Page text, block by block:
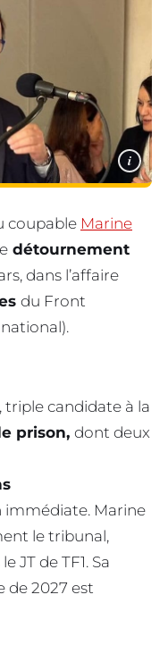
i
coupable Marine
détournement
dans l’affaire
du Front
triple candidate à la
prison, dont deux
immédiate. Marine
le tribunal,
JT de TF1. Sa
de 2027 est